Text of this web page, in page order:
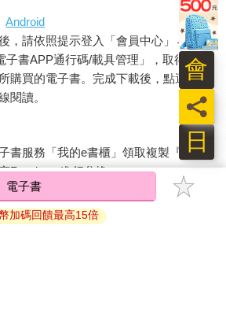
是一閃而過的蜻蜓、灰長的沙螽、頭頂能
是在松樹樹根底下四處移動的紅蟹，這
的體悟：所謂靈魂之謎，必然是由存在
過它們變成以千萬種形式存在；它們終
的眼睛，持續注視著眼前那太陽，維持
。於是，我試著去體會那身形灰長的沙
緒去思考；我也開始去體會，閃爍而舞
有在豔陽下鳴叫的夏蟬、在松樹樹根旁
各自擁有什麼樣的思緒。
考：我這樣的想法，是否會影響到我往
Android
，請依照提示登入「會員中心」→「我
書APP通行碼/載具管理」，取得通行
購買的電子書。完成下載後，點選任一
閱讀。
書服務「我的e書櫃」領取複製『兌換
Readmoo進行兌換。
石堂所購買的電子書僅能以金石堂專屬
電子書
加碼回饋最高15倍
日
員
會